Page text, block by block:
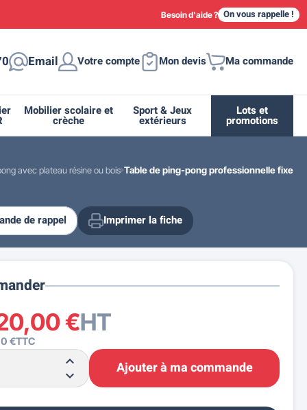
Besoin d'aide ? On vous rappelle !
Email Votre compte Mon devis Ma commande
Fleurissement urbain
Supports et abris vélo moto
Miroir de sécurité routière
Drapeau - Pavoisement
Espace sanitaire
Mobilier scolaire et
crèche
Casiers et meubles de rangement
Sport & Jeux
extérieurs
Lots et
promotions
avec plateau résine ou bois Table de ping-pong professionnelle fixe
€HT
€TTC
Ajouter à ma commande
de rappel Imprimer la fiche